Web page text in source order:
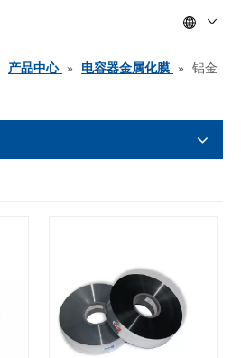
产品中心 » 电容器金属化膜 »
铝金